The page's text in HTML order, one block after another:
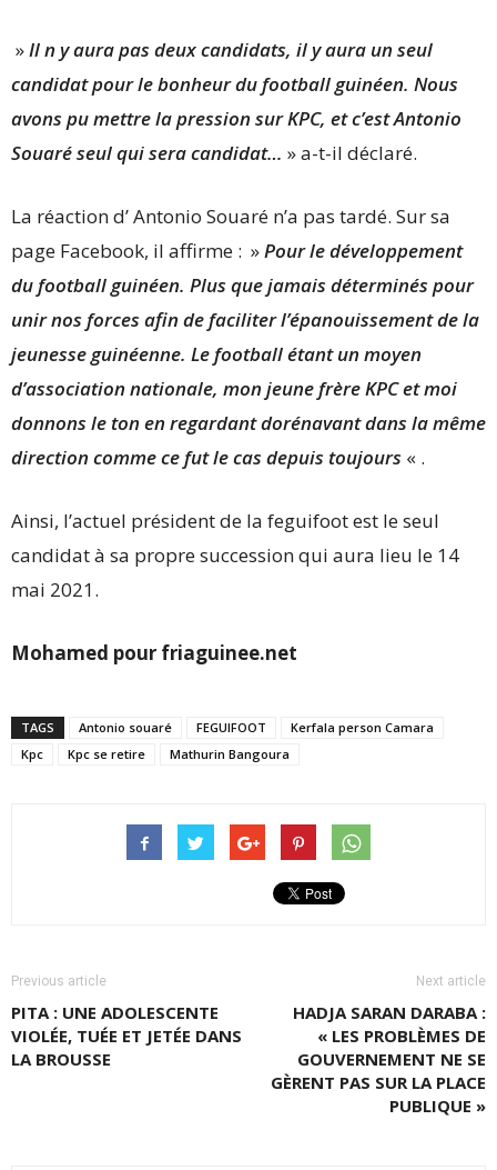
»Il n y aura pas deux candidats, il y aura un seul
candidat pour le bonheur du football guinéen. Nous
avons pu mettre la pression sur KPC, et c’est Antonio
Souaré seul qui sera candidat… » a-t-il déclaré.
La réaction d’ Antonio Souaré n’a pas tardé. Sur sa
page Facebook, il affirme : »Pour le développement
du football guinéen. Plus que jamais déterminés pour
unir nos forces afin de faciliter l’épanouissement de la
jeunesse guinéenne. Le football étant un moyen
d’association nationale, mon jeune frère KPC et moi
donnons le ton en regardant dorénavant dans la même
direction comme ce fut le cas depuis toujours « .
Ainsi, l’actuel président de la feguifoot est le seul
candidat à sa propre succession qui aura lieu le 14
mai 2021.
Mohamed pour friaguinee.net
TAGS Antonio souaré FEGUIFOOT
Kerfala person Camara
Kpc
Kpc se retire Mathurin Bangoura
Previous article
PITA : UNE ADOLESCENTE
VIOLÉE, TUÉE ET JETÉE DANS
LA BROUSSE
Next article
HADJA SARAN DARABA :
« LES PROBLÈMES DE
GOUVERNEMENT NE SE
GÈRENT PAS SUR LA PLACE
PUBLIQUE »